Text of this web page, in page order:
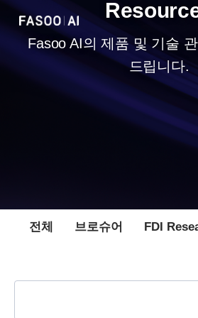
Fasoo AI의 제품 및 기술
드립니다.
전체 브로슈어 FDI